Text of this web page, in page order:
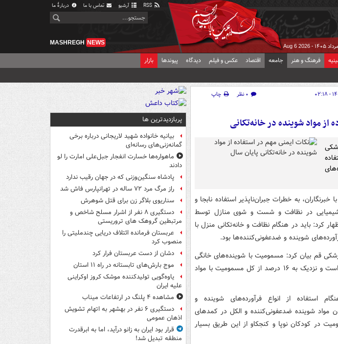
آرشیو تماس با ما دربارهٔ ما
Aug 6 2026
MASHREGH NEWS
فرهنگ و هنر جامعه اقتصاد عکس و فیلم دیدگاه پیوندها بازار
۰ نظر
چاپ
از مواد شوینده در خانه‌تکانی
به خطرات جبران‌ناپذیر استفاده نابجا و
شیمیایی در نظافت و شست و شوی منازل توسط
کرد: باید در هنگام نظافت و خانه‌تکانی منزل با
شوینده و ضدعفونی‌کننده‌ها بود.
قم بیان کرد: مسمومیت با شوینده‌های خانگی
در سال‌های اخیر روند رو به افزایشی داشته است و نزدیک به ۱۶ درصد از کل مسمومیت با مواد
استفاده از انواع فرآورده‌های شوینده و
مواد شوینده ضدعفونی‌کننده و الکل در کمدهای
در کودکان نوپا و کنجکاو از این طریق بسیار
پربازدیدترین ها
بیانیه خانواده شهید لاریجانی درباره برخی
گمانه‌زنی‌های رسانه‌ای
ماهواره‌ها خسارت انفجار جبل‌علی امارت را لو
دادند
پادشاه سنگین‌وزنی که در جهان رقیب ندارد
راز مرگ مرد ۷۲ ساله در تهرانپارس فاش شد
سناریوی بلاگر زن برای قتل شوهرش
دستگیری ۸ نفر از اشرار مسلح شاخص و
مرتبطین گروهک های تروریستی
عربستان فرمانده ائتلاف دریایی چندملیتی را
منصوب کرد
دشان از دست عربستان فرار کرد
موج بارش‌های تابستانه در راه ۱۱ استان
یاوه‌گویی تولیدکننده موشک کروز اوکراینی
علیه ایران
مشاهده ۴ پلنگ در ارتفاعات میناب
دستگیری ۶ نفر در بهشهر به اتهام تشویش
اذهان عمومی
قرار بود ایران به زانو درآید، اما به ابرقدرت
منطقه تبدیل شد!